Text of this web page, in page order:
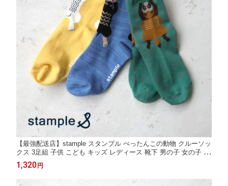
【最強配送店】stample スタンプル ぺったんこの動物 クルーソッ
クス 3足組 子供 こども キッズ レディース 靴下 男の子 女の子 ソ
ックス キッズ くつ下 通園 通学 可愛い 履きやすい 靴下 すべり止
め 保育園 幼稚園 カラフル 秋 冬 73449
1,320 円